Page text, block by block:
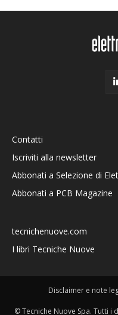
Contatti
Iscriviti alla newsletter
Abbonati a Selezione di
Abbonati a PCB Magazine
tecnichenuove.com
I libri Tecniche Nuove
Disclaimer e note
© Tecniche Nuove Spa. Tutti i